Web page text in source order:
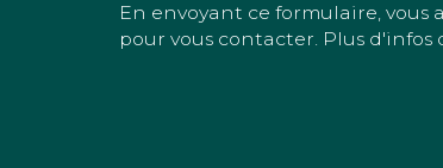
En envoyant ce formulaire, vous
pour vous contacter. Plus